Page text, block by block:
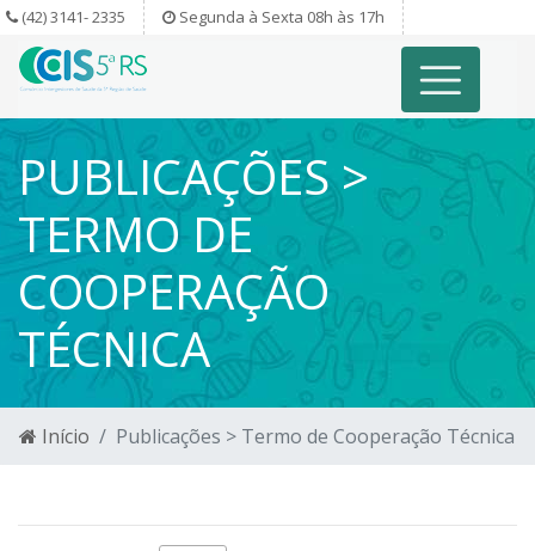
(42) 3141- 2335 Segunda à Sexta 08h às 17h
PUBLICAÇÕES >
TERMO DE
COOPERAÇÃO
TÉCNICA
Início Publicações > Termo de Cooperação Técnica